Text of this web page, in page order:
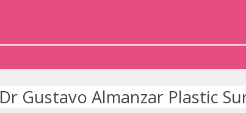
Dr Gustavo Almanzar Plastic